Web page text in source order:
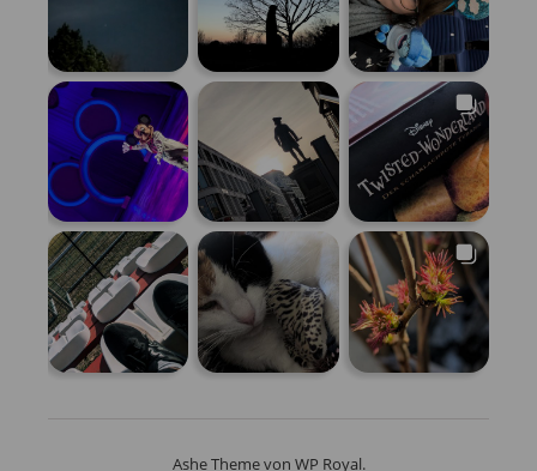
Ashe Theme von WP Royal.